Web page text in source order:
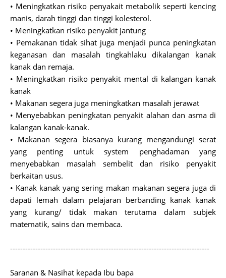
• Meningkatkan risiko penyakait metabolik seperti kencing
manis, darah tinggi dan tinggi kolesterol.
• Meningkatkan risiko penyakit jantung
• Pemakanan tidak sihat juga menjadi punca peningkatan
keganasan dan masalah tingkahlaku dikalangan kanak
kanak dan remaja.
• Meningkatkan risiko penyakit mental di kalangan kanak
kanak
• Makanan segera juga meningkatkan masalah jerawat
• Menyebabkan peningkatan penyakit alahan dan asma di
kalangan kanak-kanak.
• Makanan segera biasanya kurang mengandungi serat
yang penting untuk system penghadaman yang
menyebabkan masalah sembelit dan risiko penyakit
berkaitan usus.
• Kanak kanak yang sering makan makanan segera juga di
dapati lemah dalam pelajaran berbanding kanak kanak
yang kurang/ tidak makan terutama dalam subjek
matematik, sains dan membaca.
-------------------------------------------------------------------------------
Saranan & Nasihat kepada Ibu bapa